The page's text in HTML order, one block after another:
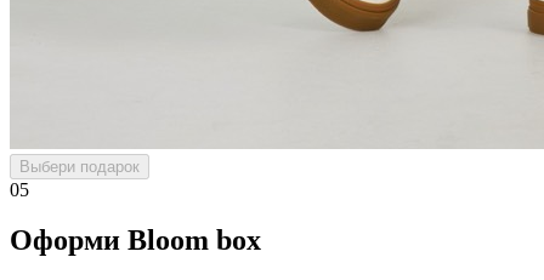
Выбери подарок
05
Оформи Bloom box